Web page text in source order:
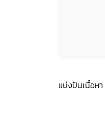
แบ่งปันเนื้อหา